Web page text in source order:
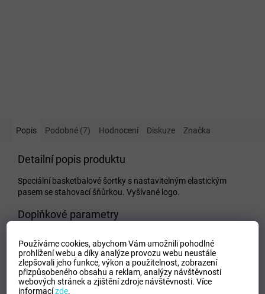
Používáme cookies, abychom Vám umožnili pohodlné
prohlížení webu a díky analýze provozu webu neustále
zlepšovali jeho funkce, výkon a použitelnost,zobrazení
přizpůsobeného obsahu a reklam, analýzy návštěvnosti
webových stránek a zjištění zdroje návštěvnosti.Více
informacízde.
Popis Podobné (7) Hodnocení Diskuze Značka
Detailní popis produktu
Speciální basketbalové šortky s nastavitelným elastickým
pasem se stahovací šňůrkou. Vyšívané logo.
Doplňkové parametry
EAN:
Zvolte variantu
Tipo Mdelo:
T
Composicion:
100% Polyester